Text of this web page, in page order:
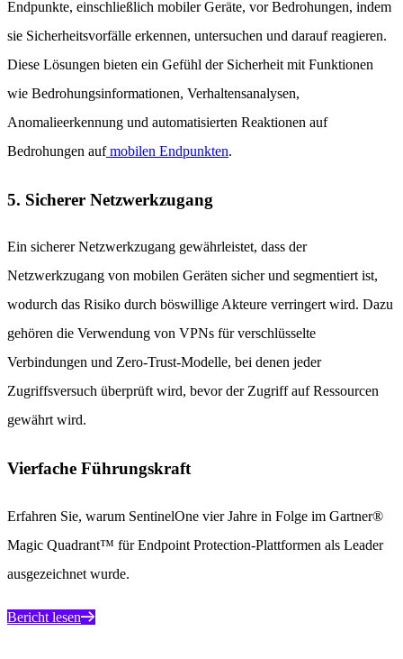
Endpunkte, einschließlich mobiler Geräte, vor Bedrohungen, indem
sie Sicherheitsvorfälle erkennen, untersuchen und darauf reagieren.
Diese Lösungen bieten ein Gefühl der Sicherheit mit Funktionen
wie Bedrohungsinformationen, Verhaltensanalysen,
Anomalieerkennung und automatisierten Reaktionen auf
Bedrohungen aufmobilen Endpunkten.
5. Sicherer Netzwerkzugang
Ein sicherer Netzwerkzugang gewährleistet, dass der
Netzwerkzugang von mobilen Geräten sicher und segmentiert ist,
wodurch das Risiko durch böswillige Akteure verringert wird. Dazu
gehören die Verwendung von VPNs für verschlüsselte
Verbindungen und Zero-Trust-Modelle, bei denen jeder
Zugriffsversuch überprüft wird, bevor der Zugriff auf Ressourcen
gewährt wird.
Vierfache Führungskraft
Erfahren Sie, warum SentinelOne vier Jahre in Folge im Gartner®
Magic Quadrant™ für Endpoint Protection-Plattformen als Leader
ausgezeichnet wurde.
Bericht lesen